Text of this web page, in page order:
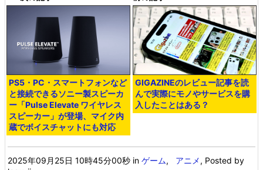
PS5・PC・スマートフォンなど
と接続できるソニー製スピーカ
ー「Pulse Elevate ワイヤレス
スピーカー」が登場、マイク内
蔵でボイスチャットにも対応
GIGAZINEのレビュー記事を読
んで実際にモノやサービスを購
入したことはある？
2025年09月25日 10時45分00秒 inゲーム, アニメ, Posted by